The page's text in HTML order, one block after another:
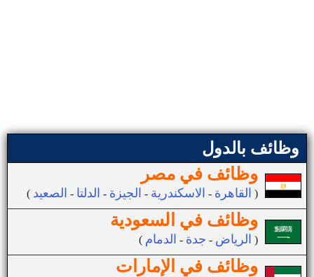
وظائف بالدول
وظائف في مصر
( القاهرة - الاسكندرية - الجيزة - الدلتا - الصعيد )
وظائف في السعودية
( الرياض - جدة - الدمام )
وظائف في الإمارات